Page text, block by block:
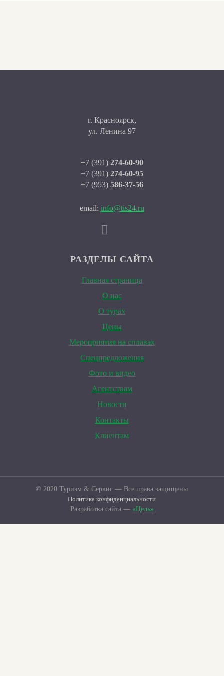
г. Красноярск,
ул. Ленина 97
+7 (391) 274-60-90
+7 (391) 274-60-95
+7 (953) 586-37-56
email: info@tis24.ru
РАЗДЕЛЫ САЙТА
Главная страница
О нас
О турах
Цены
Мероприятия на сплавах
Спецпредложения
Фото и видео
Агентствам
Новости
Контакты
Клиентам
© 2020 Туризм & Сервис — Все права защищены
Политика конфиденциальности
Разработка сайта — «Цель»